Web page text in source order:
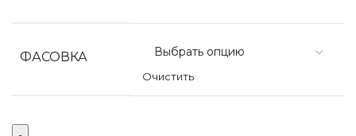
ФАСОВКА
Очистить